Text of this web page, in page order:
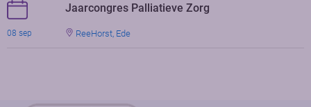
Jaarcongres Palliatieve Zorg
08 sep ReeHorst, Ede